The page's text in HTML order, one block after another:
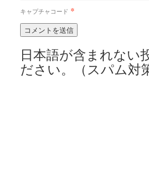
キャプチャコード *
日本語が含まれない
ださい。（スパム対